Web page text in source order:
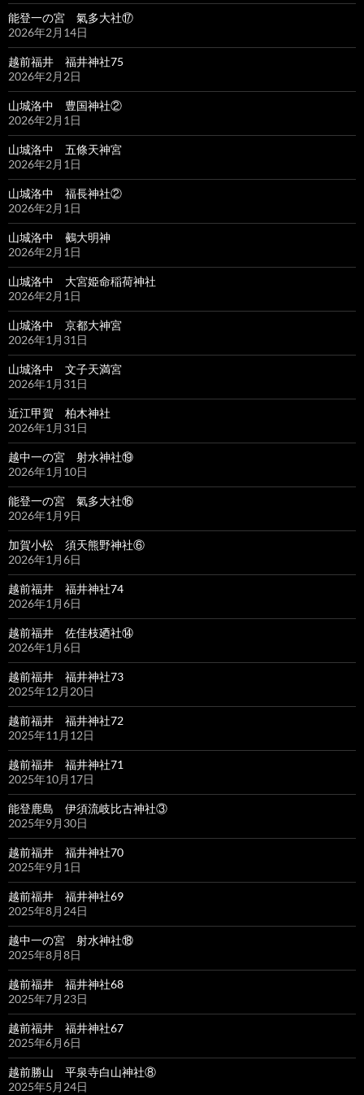
能登一の宮 氣多大社⑰
2026年2月14日
越前福井 福井神社75
2026年2月2日
山城洛中 豊国神社②
2026年2月1日
山城洛中 五條天神宮
2026年2月1日
山城洛中 福長神社②
2026年2月1日
山城洛中 鵺大明神
2026年2月1日
山城洛中 大宮姫命稲荷神社
2026年2月1日
山城洛中 京都大神宮
2026年1月31日
山城洛中 文子天満宮
2026年1月31日
近江甲賀 柏木神社
2026年1月31日
越中一の宮 射水神社⑲
2026年1月10日
能登一の宮 氣多大社⑯
2026年1月9日
加賀小松 須天熊野神社⑥
2026年1月6日
越前福井 福井神社74
2026年1月6日
越前福井 佐佳枝廼社⑭
2026年1月6日
越前福井 福井神社73
2025年12月20日
越前福井 福井神社72
2025年11月12日
越前福井 福井神社71
2025年10月17日
能登鹿島 伊須流岐比古神社③
2025年9月30日
越前福井 福井神社70
2025年9月1日
越前福井 福井神社69
2025年8月24日
越中一の宮 射水神社⑱
2025年8月8日
越前福井 福井神社68
2025年7月23日
越前福井 福井神社67
2025年6月6日
越前勝山 平泉寺白山神社⑧
2025年5月24日